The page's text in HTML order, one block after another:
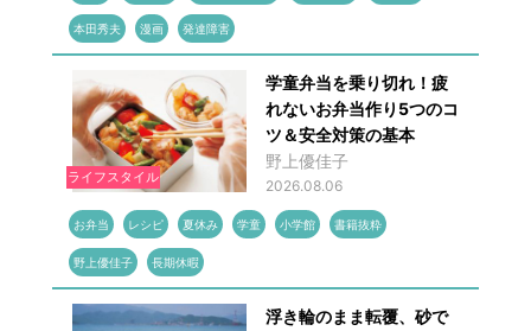
本田秀夫 漫画 発達障害
ライフスタイル
学童弁当を乗り切れ！疲
れないお弁当作り5つのコ
ツ＆安全対策の基本
野上優佳子
2026.08.06
お弁当 レシピ 夏休み 学童 小学館 書籍抜粋
野上優佳子 長期休暇
浮き輪のまま転覆、砂で